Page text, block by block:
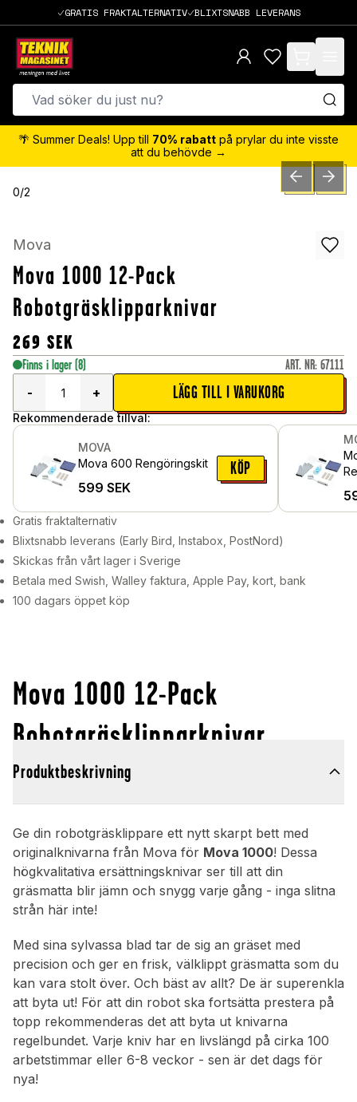
GRATIS FRAKTALTERNATIV BLIXTSNABB LEVERANS
items in cart,
🌴 Summer Deals! Upp till 70% rabatt på prylar du inte visste
att du behövde →
0/2 PREVIOUSNEXT
Mova
Mova 1000 12-Pack
Robotgräsklipparknivar
269 SEK
Finns i lager (8) ART. NR: 67111
-
+ LÄGG TILL I VARUKORG
Rekommenderade tillval:
MOVA
Mova 600 Rengöringskit
599 SEK
KÖP
Gratis fraktalternativ
Blixtsnabb leverans (Early Bird, Instabox, PostNord)
Skickas från vårt lager i Sverige
Betala med Swish, Walley faktura, Apple Pay, kort, bank
100 dagars öppet köp
Mova 1000 12-Pack
Robotgräsklipparknivar
Produktbeskrivning
Ge din robotgräsklippare ett nytt skarpt bett med
originalknivarna från Mova för Mova 1000! Dessa
högkvalitativa ersättningsknivar ser till att din
gräsmatta blir jämn och snygg varje gång - inga slitna
strån här inte!
Med sina sylvassa blad tar de sig an gräset med
precision och ger en frisk, välklippt gräsmatta som du
kan vara stolt över. Och bäst av allt? De är superenkla
att byta ut! För att din robot ska fortsätta prestera på
topp rekommenderas det att byta ut knivarna
regelbundet. Varje kniv har en livslängd på cirka 100
arbetstimmar eller 6-8 veckor - sen är det dags för
nya!